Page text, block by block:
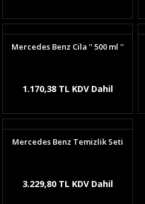
Mercedes Benz Cila '' 500 ml ''
1.170,38 TL KDV Dahil
Mercedes Benz Temizlik Seti
3.229,80 TL KDV Dahil